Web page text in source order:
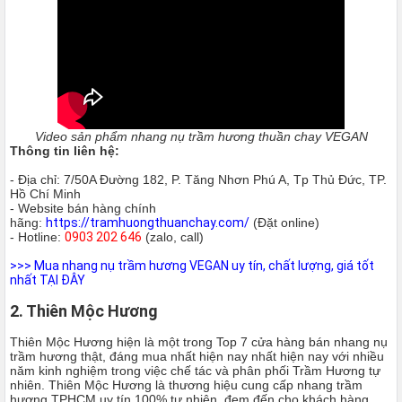
Video sản phẩm nhang nụ trầm hương thuần chay VEGAN
Thông tin liên hệ:
- Địa chỉ: 7/50A Đường 182, P. Tăng Nhơn Phú A, Tp Thủ Đức, TP.
Hồ Chí Minh
- Website bán hàng chính
hãng: https://tramhuongthuanchay.com/ (Đặt online)
- Hotline: 0903 202 646 (zalo, call)
>>> Mua nhang nụ trầm hương VEGAN uy tín, chất lượng, giá tốt
nhất TẠI ĐÂY
2. Thiên Mộc Hương
Thiên Mộc Hương hiện là một trong Top 7 cửa hàng bán nhang nụ
trầm hương thật, đáng mua nhất hiện nay nhất hiện nay với nhiều
năm kinh nghiệm trong việc chế tác và phân phối Trầm Hương tự
nhiên. Thiên Mộc Hương là thương hiệu cung cấp nhang trầm